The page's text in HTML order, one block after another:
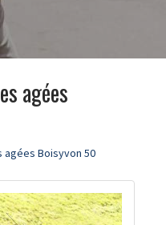
agées
Boisyvon 50